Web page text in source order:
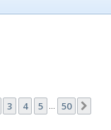
z
z50
3 4 5 … 50